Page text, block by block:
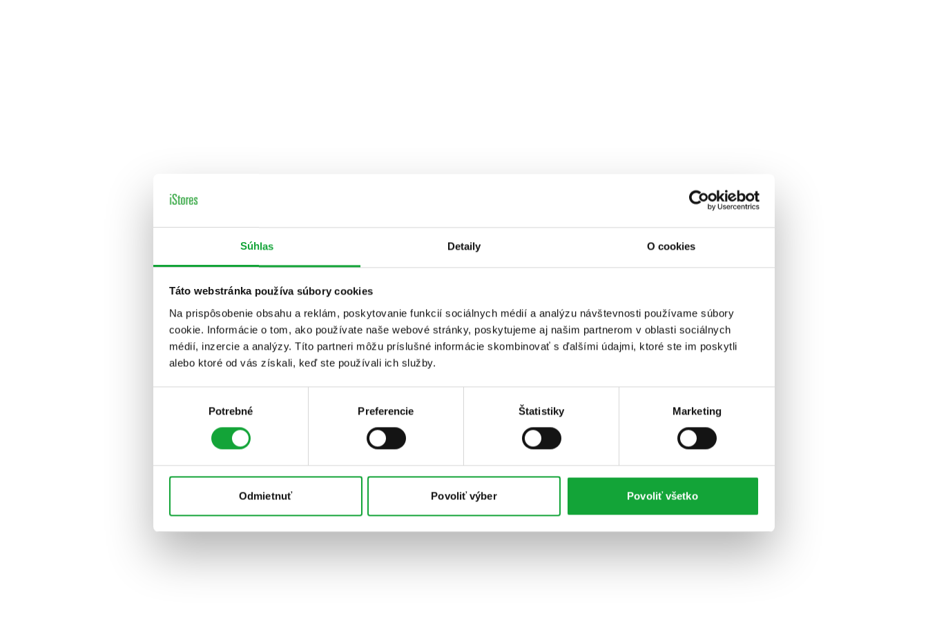
Súhlas Detaily O cookies
Táto webstránka používa súbory cookies
Na prispôsobenie obsahu a reklám, poskytovanie funkcií sociálnych médií a analýzu návštevnosti používame súbory
cookie. Informácie o tom, ako používate naše webové stránky, poskytujeme aj našim partnerom v oblasti sociálnych
médií, inzercie a analýzy. Títo partneri môžu príslušné informácie skombinovať s ďalšími údajmi, ktoré ste im poskytli
alebo ktoré od vás získali, keď ste používali ich služby.
Potrebné Preferencie Štatistiky Marketing
Odmietnuť Povoliť výber Povoliť všetko